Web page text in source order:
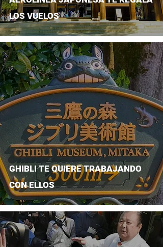
LOS VUELOS
GHIBLI TE QUIERE TRABAJANDO
CON ELLOS